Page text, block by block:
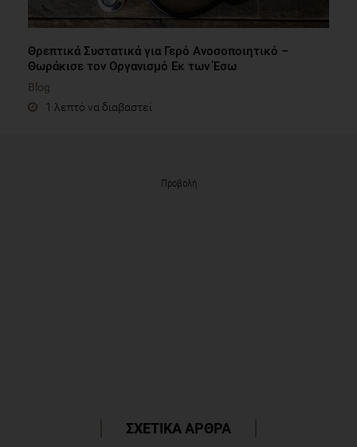
Θρεπτικά Συστατικά για Γερό Ανοσοποιητικό –
Θωράκισε τον Οργανισμό Εκ των Έσω
Blog
1 λεπτό να διαβαστεί
Προβολή
ΣΧΕΤΙΚΑ ΑΡΘΡΑ